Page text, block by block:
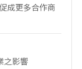
成更多合作商
之影響